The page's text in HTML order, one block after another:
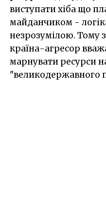
виступати хіба що
майданчиком -
незрозумілою. Тому
країна-агресор
марнувати ресурси
"великодержавного